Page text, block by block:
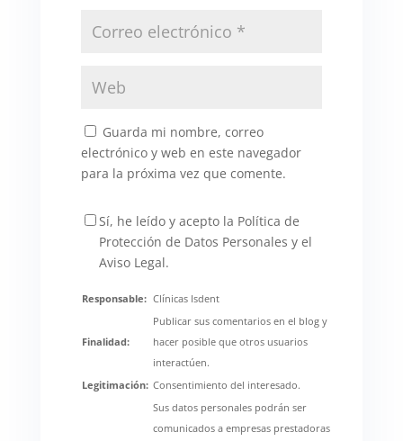
Guarda mi nombre, correo
electrónico y web en este navegador
para la próxima vez que comente.
Sí, he leído y acepto la Política de
Protección de Datos Personales y el
Aviso Legal.
Responsable: Clínicas Isdent
Finalidad:
Publicar sus comentarios en el blog y
hacer posible que otros usuarios
interactúen.
Legitimación: Consentimiento del interesado.
Sus datos personales podrán ser
comunicados a empresas prestadoras